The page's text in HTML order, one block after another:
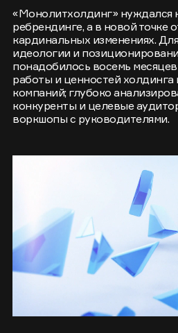
«Монолитхолдинг» нуждался
ребрендинге, а в новой точке
кардинальных изменениях.
идеологии и
понадобилось восемь
работы и ценностей холдинга
компаний; глубоко
конкуренты и целевые
воркшопы с руководителями.